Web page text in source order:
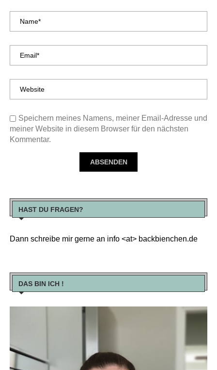
Speichern meines Namens, meiner Email-Adresse und
meiner Website in diesem Browser für den nächsten
Kommentar.
HAST DU FRAGEN?
Dann schreibe mir gerne an info <at> backbienchen.de
DAS BIN ICH !